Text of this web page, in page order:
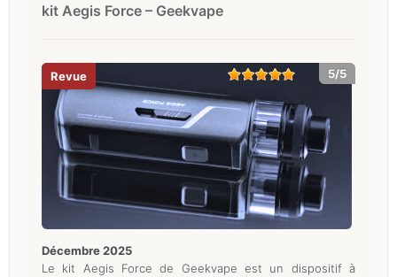
kit Aegis Force – Geekvape
5/5
décembre 2025
Le kit Aegis Force de Geekvape est un dispositif à